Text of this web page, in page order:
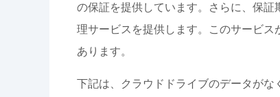
の保証を提供しています。さらに、保
理サービスを提供します。このサービ
あります。
下記は、クラウドドライブのデータがな